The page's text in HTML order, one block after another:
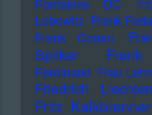
Fontaines DC
Lebowitz Frank
Frank Ocean
Spilker
Ferdinand Frau
Friedrich
Fritz Kalkbrenner